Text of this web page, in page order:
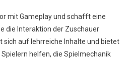
mit Gameplay und schafft eine
die Interaktion der Zuschauer
auf lehrreiche Inhalte und bietet
helfen, die Spielmechanik